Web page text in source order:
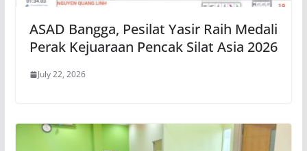
ASAD Bangga, Pesilat Yasir Raih Medali
Perak Kejuaraan Pencak Silat Asia 2026
July 22, 2026